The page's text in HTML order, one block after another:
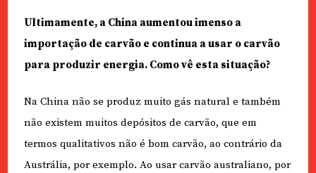
Ultimamente, a China aumentou imenso a
importação de carvão e continua a usar o carvão
para produzir energia. Como vê esta situação?
Na China não se produz muito gás natural e também
não existem muitos depósitos de carvão, que em
termos qualitativos não é bom carvão, ao contrário da
Austrália, por exemplo. Ao usar carvão australiano, por